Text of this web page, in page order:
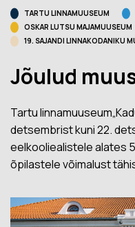
TARTU LINNAMUUSEUM
OSKAR LUTSU MAJAMUUSEUM
19. SAJANDI LINNAKODANIKU
Jõulud
Tartu
detsembrist kuni 22.
eelkooliealistele alates
õpilastele võimalust